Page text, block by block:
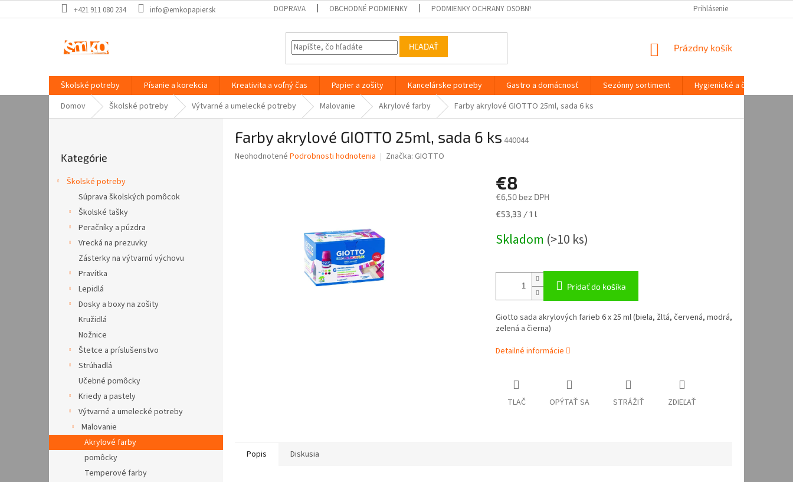
na
+421 911 080 234 info@emkopapier.sk DOPRAVA OBCHODNÉ PODMIENKY PODMIENKY OCHRANY OSOBNÝCH ÚDAJOV Prihlásenie
HĽADAŤ
NÁKUPNÝ
Prázdny košík
Školské potreby Písanie a korekcia Kreativita a voľný čas Papier a zošity Kancelárske potreby Gastro a domácnosť Sezónny sortiment
Hygienické a čistiace
Domov
Školské potreby Výtvarné a umelecké potreby Malovanie Akrylové farby Farby akrylové GIOTTO 25ml, sada 6 ks
kategórie
Kategórie
Školské potreby
Súprava školských pomôcok
Školské tašky
Peračníky a púzdra
Vrecká na prezuvky
Zásterky na výtvarnú výchovu
Pravítka
Lepidlá
Dosky a boxy na zošity
Kružidlá
Nožnice
Štetce a príslušenstvo
Strúhadlá
Učebné pomôcky
Kriedy a pastely
Výtvarné a umelecké potreby
Malovanie
Akrylové farby
pomôcky
Temperové farby
Farby akrylové GIOTTO 25ml, sada 6 ks 440044
Priemerné
Neohodnotené Podrobnosti hodnotenia Značka: GIOTTO
€8
€6,50 bez DPH
Jednotková
€53,33 / 1 l
Skladom (>10 ks)
Pridať do košíka
Giotto sada akrylových farieb 6 x 25 ml (biela, žltá, červená, modrá,
zelená a čierna)
Detailné informácie
TLAČ OPÝTAŤ SA STRÁŽIŤ ZDIEĽAŤ
Popis Diskusia